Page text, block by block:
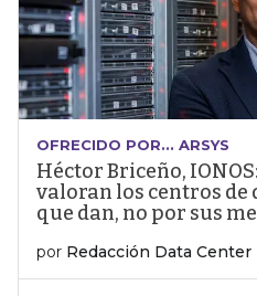
OFRECIDO POR... ARSYS
Héctor Briceño,
valoran los centros de
que dan, no por sus
por Redacción Data